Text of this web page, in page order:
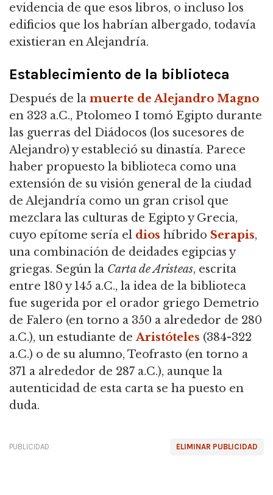
evidencia de que esos libros, o incluso los
edificios que los habrían albergado, todavía
existieran en Alejandría.
Establecimiento de la biblioteca
Después de la muerte de Alejandro Magno
en 323 a.C., Ptolomeo I tomó Egipto durante
las guerras del Diádocos (los sucesores de
Alejandro) y estableció su dinastía. Parece
haber propuesto la biblioteca como una
extensión de su visión general de la ciudad
de Alejandría como un gran crisol que
mezclara las culturas de Egipto y Grecia,
cuyo epítome sería el dios híbrido Serapis,
una combinación de deidades egipcias y
griegas. Según la Carta de Aristeas, escrita
entre 180 y 145 a.C., la idea de la biblioteca
fue sugerida por el orador griego Demetrio
de Falero (en torno a 350 a alrededor de 280
a.C.), un estudiante deAristóteles (384-322
a.C.) o de su alumno, Teofrasto (en torno a
371 a alrededor de 287 a.C.), aunque la
autenticidad de esta carta se ha puesto en
duda.
ELIMINAR PUBLICIDAD
PUBLICIDAD